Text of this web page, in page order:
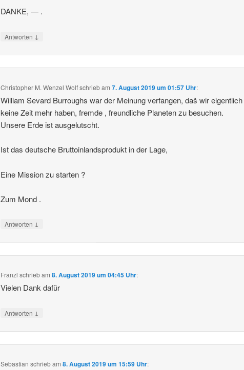
DANKE, — .
Antworten ↓
Christopher M. Wenzel Wolfschriebam7. August 2019 um 01:57 Uhr:
William Sevard Burroughs war der Meinung verfangen, daš wir eigentlich
keine Zeit mehr haben, fremde , freundliche Planeten zu besuchen.
Unsere Erde ist ausgelutscht.
Ist das deutsche Bruttoinlandsprodukt in der Lage,
Eine Mission zu starten ?
Zum Mond .
Antworten ↓
Franzl schriebam8. August 2019 um 04:45 Uhr:
Vielen Dank dafür
Antworten ↓
Sebastian schriebam8. August 2019 um 15:59 Uhr: